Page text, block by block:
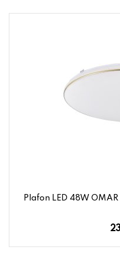
Plafon LED 48W